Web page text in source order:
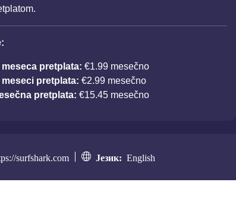
meseca pretplata:€1.99 mesečno
meseci pretplata:€2.99 mesečno
pretplata:€15.45 mesečno
surfshark.com Језик: English